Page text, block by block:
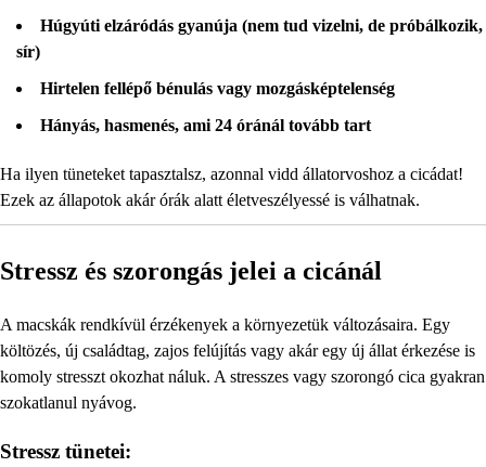
Húgyúti elzáródás gyanúja (nem tud vizelni, de próbálkozik,
sír)
Hirtelen fellépő bénulás vagy mozgásképtelenség
Hányás, hasmenés, ami 24 óránál tovább tart
Ha ilyen tüneteket tapasztalsz, azonnal vidd állatorvoshoz a cicádat!
Ezek az állapotok akár órák alatt életveszélyessé is válhatnak.
Stressz és szorongás jelei a cicánál
A macskák rendkívül érzékenyek a környezetük változásaira. Egy
költözés, új családtag, zajos felújítás vagy akár egy új állat érkezése is
komoly stresszt okozhat náluk. A stresszes vagy szorongó cica gyakran
szokatlanul nyávog.
Stressz tünetei: